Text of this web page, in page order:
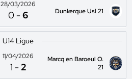
28/03/2026
0 -6 Dunkerque Usl 21
U14 Ligue
11/04/2026
1 -2
Marcq en Baroeul O.
21